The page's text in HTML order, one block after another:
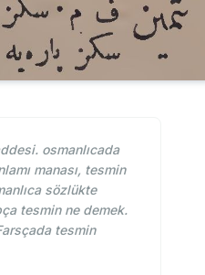
osmanlıcada
manası, tesmin
sözlükte
tesmin ne demek.
tesmin